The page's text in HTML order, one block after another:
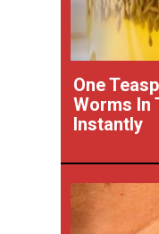
One
Worms In
Instantly